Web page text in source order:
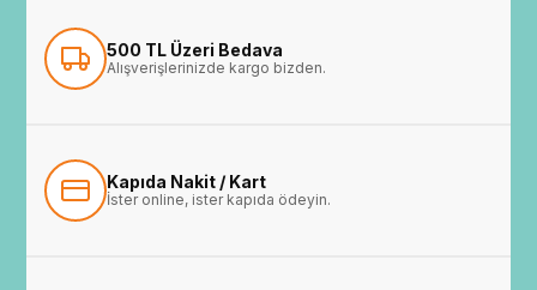
500 TL Üzeri Bedava
Alışverişlerinizde kargo bizden.
Kapıda Nakit / Kart
İster online, ister kapıda ödeyin.